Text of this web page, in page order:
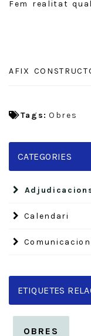
Fem realitat
AFIX
Tags: Obres
CATEGORIES
Calendari
ETIQUETES
OBRES